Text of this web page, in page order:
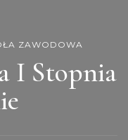
ZAWODOWA
I Stopnia